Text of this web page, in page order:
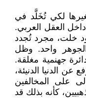
لكي تُخَلَّد في
العقل العربي.
خلت، مجرد تُجدد
واحد. وظل
جهنمية مغلقة.
الدنيا الدنيئة،
على المخالفين
كأنه بذلك قد